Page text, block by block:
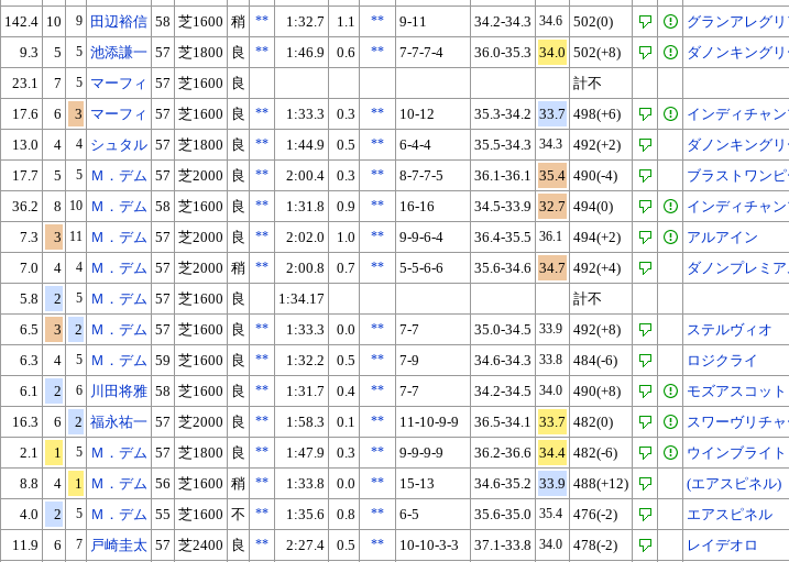
142.4 10 9 田辺裕信 58 芝1600 稍 ** 1:32.7 1.1 ** 9-11 34.2-34.3 34.6 502(0)
グランアレグ
9.3 5 5 池添謙一 57 芝1800 良 ** 1:46.9 0.6 ** 7-7-7-4 36.0-35.3 34.0 502(+8)
ダノンキング
23.1 7 5 マーフィ 57 芝1600 良
計不
17.6 6 3 マーフィ 57 芝1600 良 ** 1:33.3 0.3 ** 10-12 35.3-34.2 33.7 498(+6)
インディチャ
13.0 4 4 シュタル 57 芝1800 良 ** 1:44.9 0.5 ** 6-4-4 35.5-34.3 34.3 492(+2)
ダノンキング
17.7 5 5 Ｍ．デム 57 芝2000 良 ** 2:00.4 0.3 ** 8-7-7-5 36.1-36.1 35.4 490(-4)
ブラストワン
36.2 8 10 Ｍ．デム 58 芝1600 良 ** 1:31.8 0.9 ** 16-16 34.5-33.9 32.7 494(0)
インディチャ
7.3 3 11 Ｍ．デム 57 芝2000 良 ** 2:02.0 1.0 ** 9-9-6-4 36.4-35.5 36.1 494(+2)
アルアイン
7.0 4 4 Ｍ．デム 57 芝2000 稍 ** 2:00.8 0.7 ** 5-5-6-6 35.6-34.6 34.7 492(+4)
ダノンプレミ
5.8 2 5 Ｍ．デム 57 芝1600 良 1:34.17
計不
6.5 3 2 Ｍ．デム 57 芝1600 良 ** 1:33.3 0.0 ** 7-7 35.0-34.5 33.9 492(+8)
ステルヴィオ
6.3 4 5 Ｍ．デム 59 芝1600 良 ** 1:32.2 0.5 ** 7-9 34.6-34.3 33.8 484(-6)
ロジクライ
6.1 2 6 川田将雅 58 芝1600 良 ** 1:31.7 0.4 ** 7-7 34.2-34.5 34.0 490(+8)
モズアスコット
16.3 6 2 福永祐一 57 芝2000 良 ** 1:58.3 0.1 ** 11-10-9-9 36.5-34.1 33.7 482(0)
スワーヴリチ
2.1 1 5 Ｍ．デム 57 芝1800 良 ** 1:47.9 0.3 ** 9-9-9-9 36.2-36.6 34.4 482(-6)
ウインブライト
8.8 4 1 Ｍ．デム 56 芝1600 稍 ** 1:33.8 0.0 ** 15-13 34.6-35.2 33.9 488(+12)
(エアスピネル)
4.0 2 5 Ｍ．デム 55 芝1600 不 ** 1:35.6 0.8 ** 6-5 35.6-35.0 35.4 476(-2)
エアスピネル
11.9 6 7 戸崎圭太 57 芝2400 良 ** 2:27.4 0.5 ** 10-10-3-3 37.1-33.8 34.0 478(-2)
レイデオロ